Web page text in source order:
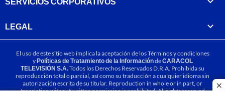
LEGAL
El uso de este sitio web implica la aceptación de losTérminos y condiciones
yPolíticas de Tratamiento de la InformacióndeCARACOL
TELEVISIÓN S.A.Todos los Derechos Reservados D.R.A. Prohibida su
reproducción total o parcial, así como su traducción a cualquier idioma sin
autorización escrita de su titular. Reproduction in whole or in part, or
translation without written permission is prohibited. All rights reserved